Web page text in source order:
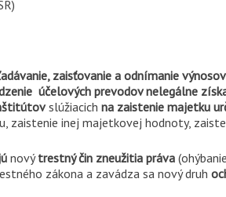
zaisťovanie a odnímanie
účelových prevodov nelegálne
slúžiacich na zaistenie majetku
zaistenie inej majetkovej hodnoty,
novýtrestný čin zneužitia práva
zákona a zavádza sa nový druh